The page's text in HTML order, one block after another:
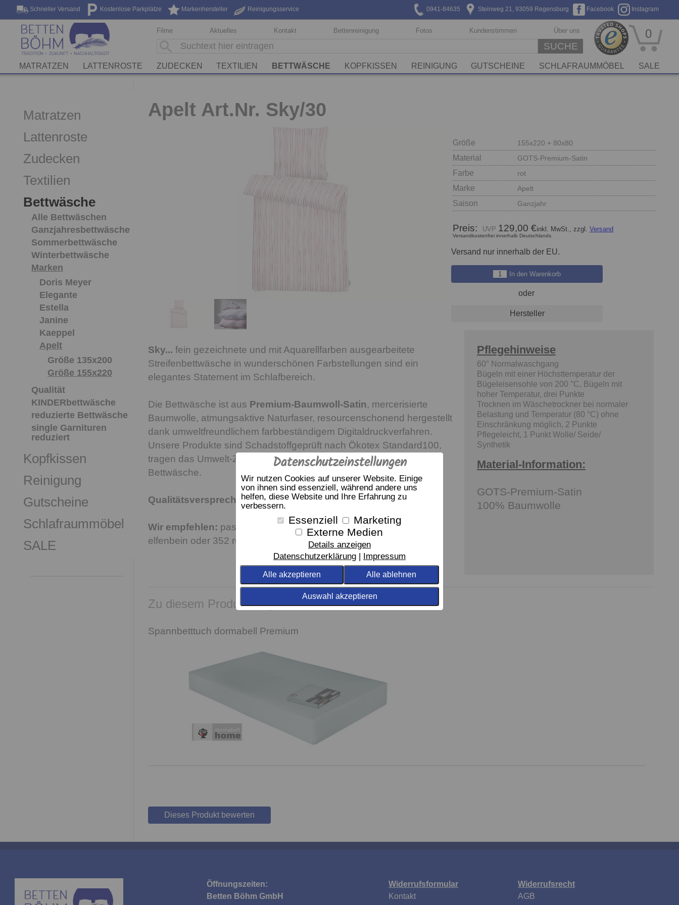
Datenschutzeinstellungen
Wir nutzen Cookies auf unserer Website. Einige
von ihnen sind essenziell, während andere uns
helfen, diese Website und Ihre Erfahrung zu
verbessern.
Essenziell
Marketing
Externe Medien
Details anzeigen
Datenschutzerklärung
Impressum
Alle akzeptieren Alle ablehnen
Auswahl akzeptieren
Schneller Versand Kostenlose Parkplätze Markenhersteller Reinigungsservice Instagram
Facebook
Steinweg 21, 93059 Regensburg
0941-84635
Filme Aktuelles Kontakt Bettenreinigung Fotos Kundenstimmen Über uns
SUCHE
0
MATRATZEN LATTENROSTE ZUDECKEN TEXTILIEN BETTWÄSCHE KOPFKISSEN REINIGUNG GUTSCHEINE SCHLAFRAUMMÖBEL SALE
Matratzen
Lattenroste
Zudecken
Textilien
Bettwäsche
Alle Bettwäschen
Ganzjahresbettwäsche
Sommerbettwäsche
Winterbettwäsche
Marken
Doris Meyer
Elegante
Estella
Janine
Kaeppel
Apelt
Größe 135x200
Größe 155x220
Qualität
KINDERbettwäsche
reduzierte Bettwäsche
single Garnituren
reduziert
Kopfkissen
Reinigung
Gutscheine
Schlafraummöbel
SALE
Apelt Art.Nr. Sky/30
Größe 155x220 + 80x80
Material GOTS-Premium-Satin
Farbe rot
Marke Apelt
Saison Ganzjahr
Preis: 129,00 €inkl. MwSt., zzgl. Versand
Versandkostenfrei innerhalb Deutschlands.
Versand nur innerhalb der EU.
In den Warenkorb
oder
Hersteller
Sky... fein gezeichnete und mit Aquarellfarben ausgearbeitete
Streifenbettwäsche in wunderschönen Farbstellungen sind ein
elegantes Statement im Schlafbereich.
Die Bettwäsche ist aus Premium-Baumwoll-Satin, mercerisierte
Baumwolle, atmungsaktive Naturfaser, resourcenschonend hergestellt
dank umweltfreundlichem farbbeständigem Digitaldruckverfahren.
Unsere Produkte sind Schadstoffgeprüft nach Ökotex Standard100,
tragen das Umwelt-Zertifikat GOTS für nachhaltig produzierte
Bettwäsche.
Qualitätsversprechen:100% hergestellt in Europa
Wir empfehlen: passendes Spannbetttuch Premium Z Fb. 015
elfenbein oder 352 rubin
Pflegehinweise
60° Normalwaschgang
Bügeln mit einer Höchsttemperatur der
Bügeleisensohle von 200 °C, Bügeln mit
hoher Temperatur, drei Punkte
Trocknen im Wäschetrockner bei normaler
Belastung und Temperatur (80 °C) ohne
Einschränkung möglich, 2 Punkte
Pflegeleicht, 1 Punkt Wolle/ Seide/
Synthetik
Material-Information:
GOTS-Premium-Satin
100% Baumwolle
Zu diesem Produkt empfehlen wir
Spannbetttuch dormabell Premium
Dieses Produkt bewerten
Öffnungszeiten:
Betten Böhm GmbH
Widerrufsformular
Kontakt
Widerrufsrecht
AGB